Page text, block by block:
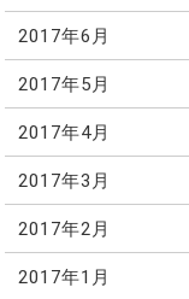
2017年6月
2017年5月
2017年4月
2017年3月
2017年2月
2017年1月